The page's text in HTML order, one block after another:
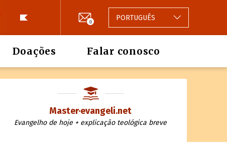
0 PORTUGUÊS
Doações Falar conosco
Master·evangeli.net
Evangelho de hoje + explicação teológica breve